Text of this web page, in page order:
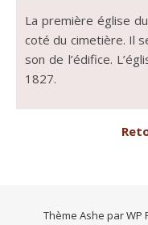
La pre­mière église
coté du cimetière. Il
son de l’édifice.
1827.
Thème Ashe parWP